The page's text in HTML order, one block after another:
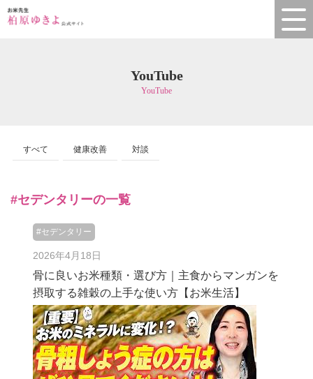
YouTube
YouTube
すべて 健康改善 対談
#セデンタリーの一覧
#セデンタリー
2026年4月18日
骨に良いお米種類・選び方｜主食からマンガンを
摂取する雑穀の上手な使い方【お米生活】